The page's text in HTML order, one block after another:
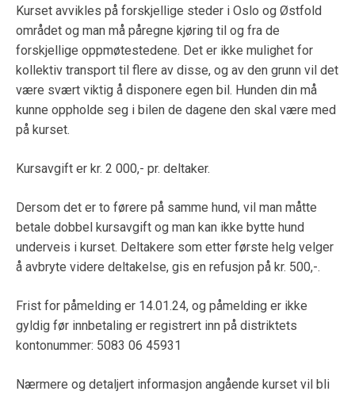
Kurset avvikles på forskjellige steder i Oslo og Østfold
området og man må påregne kjøring til og fra de
forskjellige oppmøtestedene. Det er ikke mulighet for
kollektiv transport til flere av disse, og av den grunn vil det
være svært viktig å disponere egen bil. Hunden din må
kunne oppholde seg i bilen de dagene den skal være med
på kurset.
Kursavgift er kr. 2 000,- pr. deltaker.
Dersom det er to førere på samme hund, vil man måtte
betale dobbel kursavgift og man kan ikke bytte hund
underveis i kurset. Deltakere som etter første helg velger
å avbryte videre deltakelse, gis en refusjon på kr. 500,-.
Frist for påmelding er 14.01.24, og påmelding er ikke
gyldig før innbetaling er registrert inn på distriktets
kontonummer: 5083 06 45931
Nærmere og detaljert informasjon angående kurset vil bli